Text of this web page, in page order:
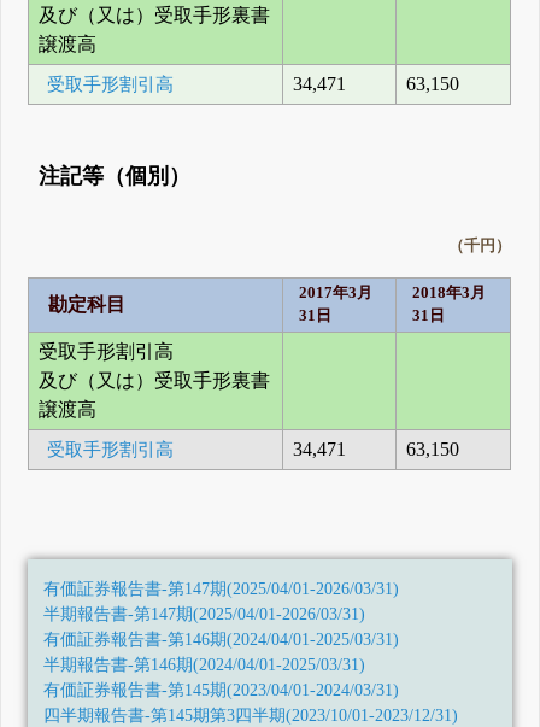
及び（又は）受取手形裏書
譲渡高
受取手形割引高
34,471 63,150
注記等（個別）
（千円）
勘定科目
2017年3月
31日
2018年3月
31日
受取手形割引高
及び（又は）受取手形裏書
譲渡高
受取手形割引高
34,471 63,150
有価証券報告書-第147期(2025/04/01-2026/03/31)
半期報告書-第147期(2025/04/01-2026/03/31)
有価証券報告書-第146期(2024/04/01-2025/03/31)
半期報告書-第146期(2024/04/01-2025/03/31)
有価証券報告書-第145期(2023/04/01-2024/03/31)
四半期報告書-第145期第3四半期(2023/10/01-2023/12/31)